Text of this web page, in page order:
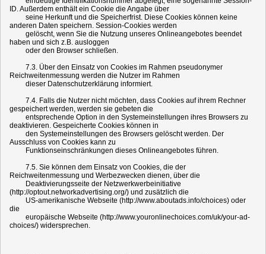
ID. Außerdem enthält ein Cookie die Angabe über
seine Herkunft und die Speicherfrist. Diese Cookies können keine
anderen Daten speichern. Session-Cookies werden
gelöscht, wenn Sie die Nutzung unseres Onlineangebotes beendet
haben und sich z.B. ausloggen
oder den Browser schließen.
7.3. Über den Einsatz von Cookies im Rahmen pseudonymer
Reichweitenmessung werden die Nutzer im Rahmen
dieser Datenschutzerklärung informiert.
7.4. Falls die Nutzer nicht möchten, dass Cookies auf ihrem Rechner
gespeichert werden, werden sie gebeten die
entsprechende Option in den Systemeinstellungen ihres Browsers zu
deaktivieren. Gespeicherte Cookies können in
den Systemeinstellungen des Browsers gelöscht werden. Der
Ausschluss von Cookies kann zu
Funktionseinschränkungen dieses Onlineangebotes führen.
7.5. Sie können dem Einsatz von Cookies, die der
Reichweitenmessung und Werbezwecken dienen, über die
Deaktivierungsseite der Netzwerkwerbeinitiative
(http://optout.networkadvertising.org/) und zusätzlich die
US-amerikanische Webseite (http://www.aboutads.info/choices) oder
die
europäische Webseite (http://www.youronlinechoices.com/uk/your-ad-
choices/) widersprechen.